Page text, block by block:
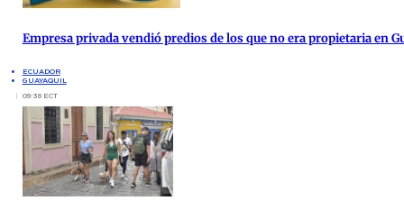
Empresa privada vendió predios de los que no era propietaria en
ECUADOR
GUAYAQUIL
09:36 ECT